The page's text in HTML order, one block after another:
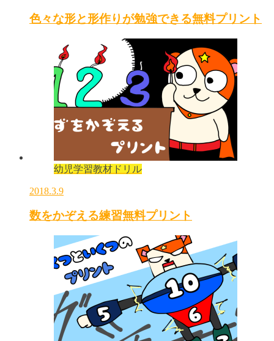
色々な形と形作りが勉強できる無料プリント
幼児学習教材ドリル
2018.3.9
数をかぞえる練習無料プリント